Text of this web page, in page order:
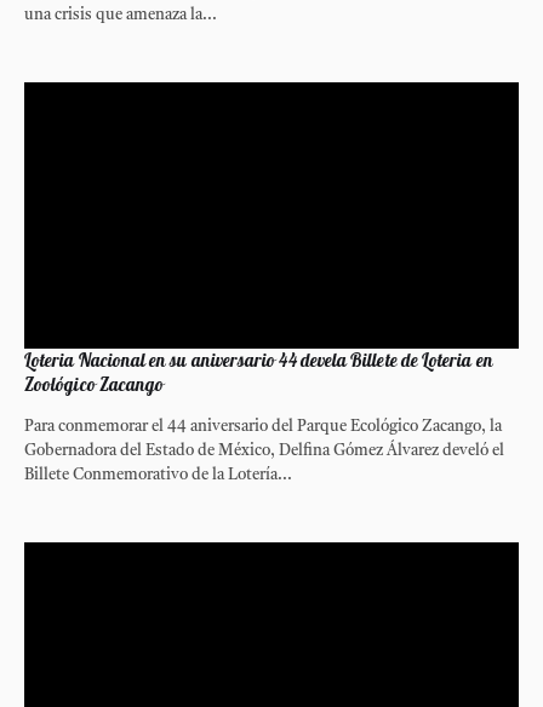
una crisis que amenaza la...
Loteria Nacional en su aniversario 44 devela Billete de Loteria en
Zoológico Zacango
Para conmemorar el 44 aniversario del Parque Ecológico Zacango, la
Gobernadora del Estado de México, Delfina Gómez Álvarez develó el
Billete Conmemorativo de la Lotería...